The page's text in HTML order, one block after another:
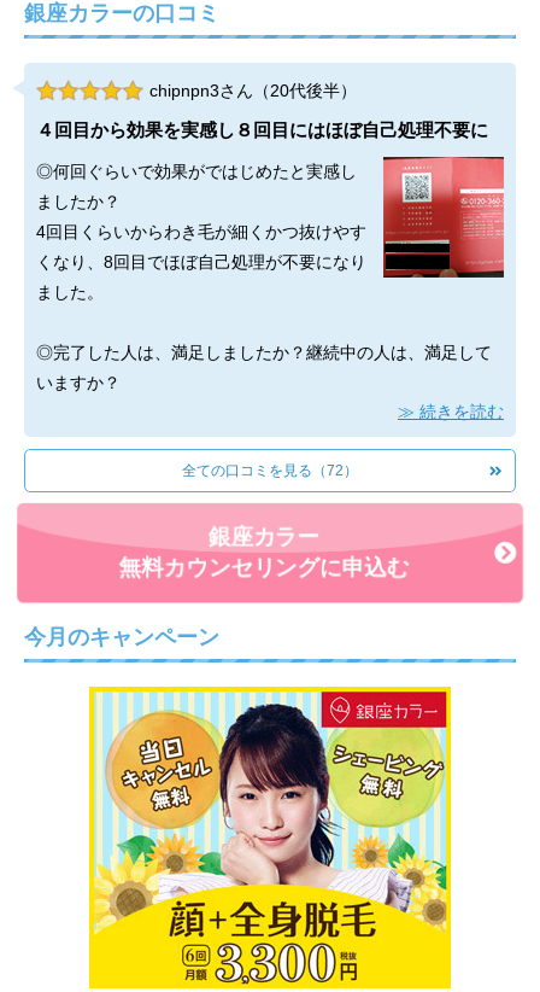
銀座カラーの口コミ
chipnpn3さん（20代後半）
４回目から効果を実感し８回目にはほぼ自己処理不要に
◎何回ぐらいで効果がではじめたと実感し
ましたか？
4回目くらいからわき毛が細くかつ抜けやす
くなり、8回目でほぼ自己処理が不要になり
ました。
◎完了した人は、満足しましたか？継続中の人は、満足して
いますか？
今は事情があって脱毛を8回で中止しているのですが、たまに
細くて見えないくらいの毛が数本生えてくるだけなので、効
果に満足しています。また再開すれば完全にツルツルになる
と思うので楽しみです。
◎もし友人が脱毛を考えていたら、通ったサロンをおすすめ
施術には満足なので、友人に勧めます。
ただスタッフが少しなれなれしい感じがしました。そういっ
た雰囲気が苦手そうな人にはおすすめしません。
◎その脱毛サロンに決めた理由
駅から近くて通いやすかったからです。また通勤途中に行き
やすい場所でした。価格もリーズナブルだったのでここに決
◎無料カウンセリングは受けましたか？その時の印象と、勧
誘の有無を教えてください。
無料カウンセリングの時、全身脱毛の勧誘が少し強引な感じ
がしました。最終的にはこちらが必要な分だけ契約できたの
続きを読む
全ての口コミを見る（72）
銀座カラー
無料カウンセリングに申込む
今月のキャンペーン